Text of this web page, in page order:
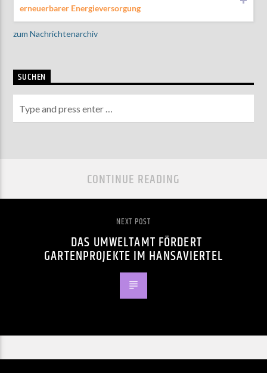
erneuerbarer Energieversorgung
zum Nachrichtenarchiv
SUCHEN
CONTINUE READING
NEXT POST
DAS UMWELTAMT FÖRDERT
GARTENPROJEKTE IM HANSAVIERTEL